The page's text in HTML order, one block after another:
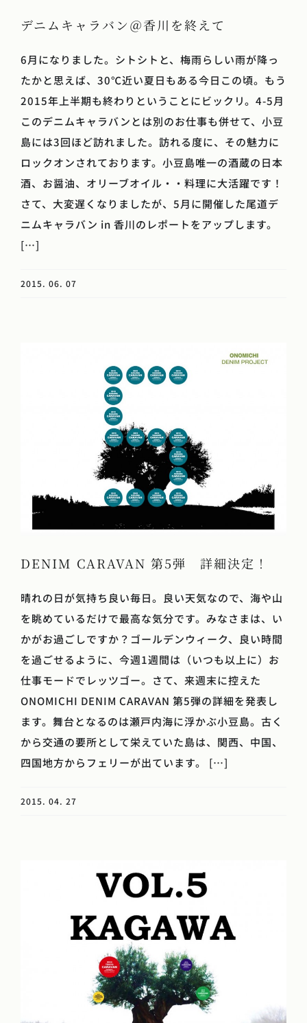
デニムキャラバン＠香川を終えて
6月になりました。シトシトと、梅雨らしい雨が降っ
たかと思えば、30℃近い夏日もある今日この頃。もう
2015年上半期も終わりということにビックリ。4-5月
このデニムキャラバンとは別のお仕事も併せて、小豆
島には3回ほど訪れました。訪れる度に、その魅力に
ロックオンされております。小豆島唯一の酒蔵の日本
酒、お醤油、オリーブオイル・・料理に大活躍です！
さて、大変遅くなりましたが、5月に開催した尾道デ
ニムキャラバン in 香川のレポートをアップします。
[…]
2015. 06. 07
DENIM CARAVAN 第5弾 詳細決定！
晴れの日が気持ち良い毎日。良い天気なので、海や山
を眺めているだけで最高な気分です。みなさまは、い
かがお過ごしですか？ゴールデンウィーク、良い時間
を過ごせるように、今週1週間は（いつも以上に）お
仕事モードでレッツゴー。さて、来週末に控えた
ONOMICHI DENIM CARAVAN 第5弾の詳細を発表し
ます。舞台となるのは瀬戸内海に浮かぶ小豆島。古く
から交通の要所として栄えていた島は、関西、中国、
四国地方からフェリーが出ています。 […]
2015. 04. 27